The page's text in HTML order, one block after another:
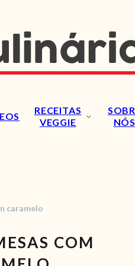
RECEITAS
VEGGIE
NÓS
caramelo
COM